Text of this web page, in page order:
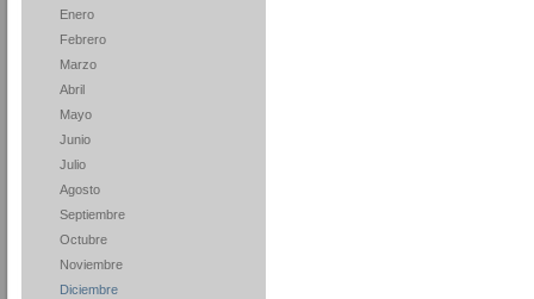
Enero
Febrero
Marzo
Abril
Mayo
Junio
Julio
Agosto
Septiembre
Octubre
Noviembre
Diciembre